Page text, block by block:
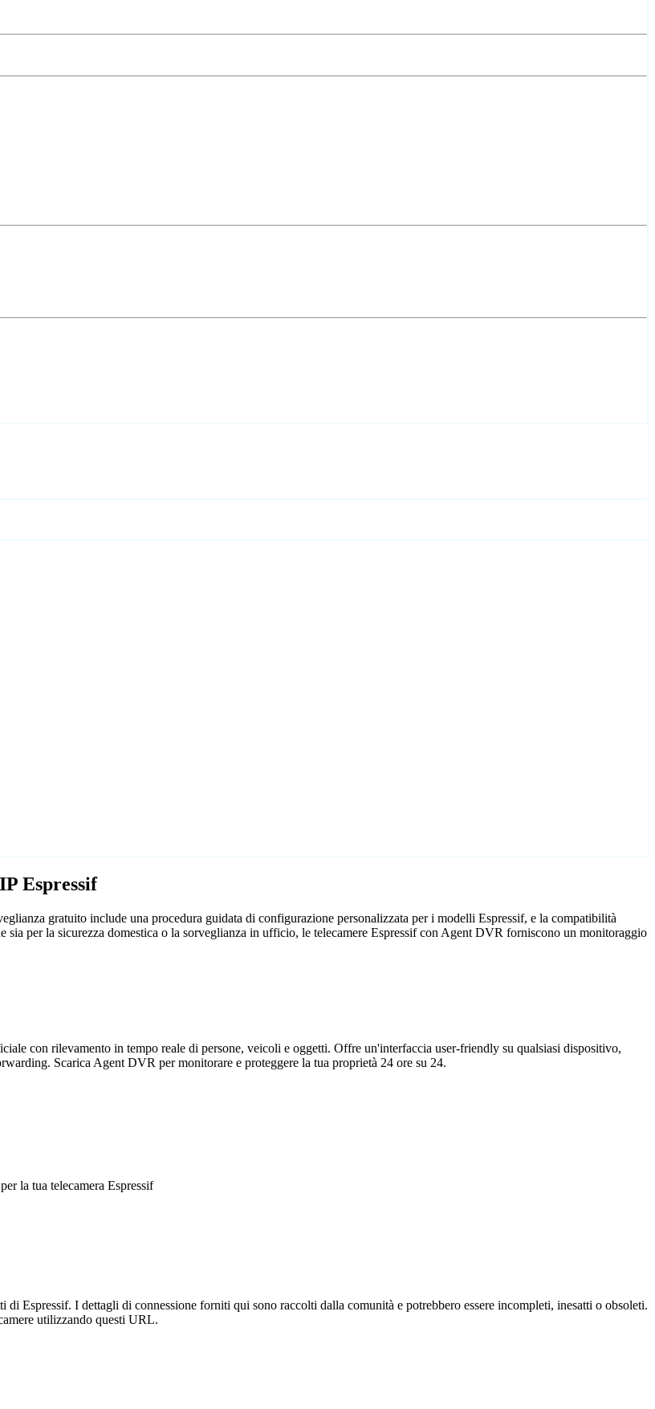
Espressif
gratuito include una procedura guidata di configurazione personalizzata per i modelli Espressif, e la compatibilità
per la sicurezza domestica o la sorveglianza in ufficio, le telecamere Espressif con Agent DVR forniscono un monitoraggio
con rilevamento in tempo reale di persone, veicoli e oggetti. Offre un'interfaccia user-friendly su qualsiasi dispositivo,
Scarica Agent DVR per monitorare e proteggere la tua proprietà 24 ore su 24.
la tua telecamera Espressif
Espressif. I dettagli di connessione forniti qui sono raccolti dalla comunità e potrebbero essere incompleti, inesatti o obsoleti.
utilizzando questi URL.